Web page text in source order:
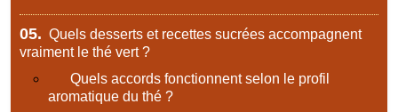
05. Quels desserts et recettes sucrées accompagnent
vraiment le thé vert ?
Quels accords fonctionnent selon le profil
aromatique du thé ?